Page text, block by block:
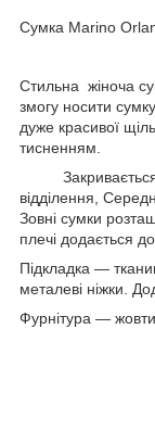
Сумка Marino
Стильна жіноча
змогу носити
дуже красивої
тисненням.
Закривається
відділення,
Зовні сумки
плечі додається
Підкладка —
металеві ніжки.
Фурнітура —